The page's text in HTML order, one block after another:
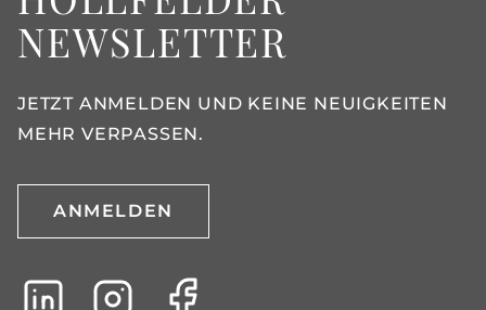
NEWSLETTER
JETZT ANMELDEN UND KEINE NEUIGKEITEN
MEHR VERPASSEN.
ANMELDEN